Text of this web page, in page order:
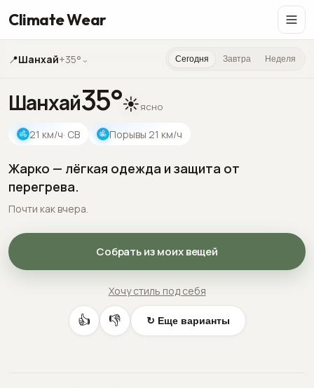
Climate Wear
📍Шанхай+35° ⌄ Сегодня Завтра Неделя
Шанхай35°☀️ясно
21 км/ч· СВ Порывы 21 км/ч
Жарко — лёгкая одежда и защита от
перегрева.
Почти как вчера.
Собрать из моих вещей
Хочу стиль под себя
👍 👎 ↻ Еще варианты